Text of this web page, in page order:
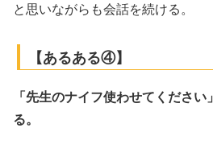
と思いながらも会話を続ける。
【あるある④】
「先生のナイフ使わせてくださ
る。